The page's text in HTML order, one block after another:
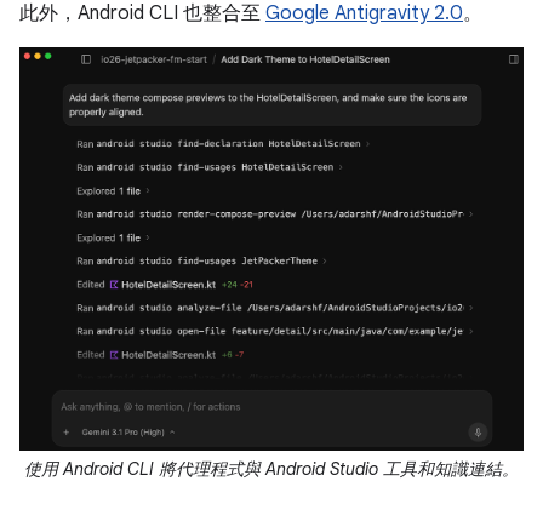
此外，Android CLI 也整合至 Google Antigravity 2.0。
使用 Android CLI 將代理程式與 Android Studio 工具和知識連結。